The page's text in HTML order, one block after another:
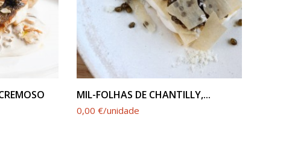
VER PRODUTO
MIL-FOLHAS DE CHANTILLY,...
0,00 €/unidade